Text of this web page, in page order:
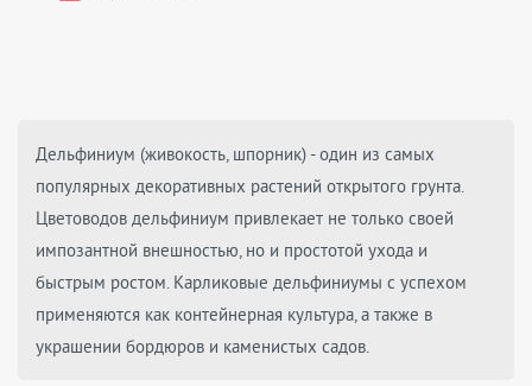
Дельфиниум (живокость, шпорник) - один из самых
популярных декоративных растений открытого грунта.
Цветоводов дельфиниум привлекает не только своей
импозантной внешностью, но и простотой ухода и
быстрым ростом. Карликовые дельфиниумы с успехом
применяются как контейнерная культура, а также в
украшении бордюров и каменистых садов.